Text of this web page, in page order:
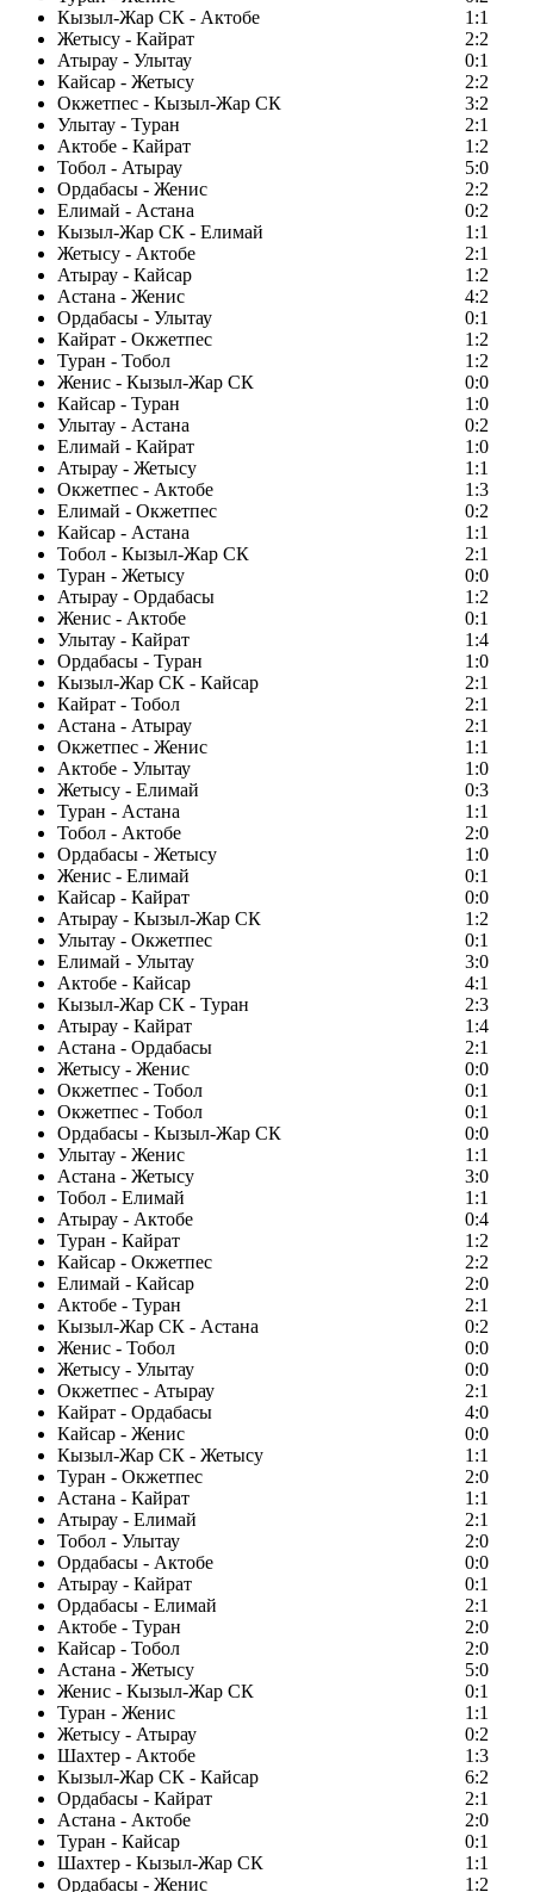
Кызыл-Жар СК - Актобе
1:1
Жетысу - Кайрат
2:2
Атырау - Улытау
0:1
Кайсар - Жетысу
2:2
Окжетпес - Кызыл-Жар СК
3:2
Улытау - Туран
2:1
Актобе - Кайрат
1:2
Тобол - Атырау
5:0
Ордабасы - Женис
2:2
Елимай - Астана
0:2
Кызыл-Жар СК - Елимай
1:1
Жетысу - Актобе
2:1
Атырау - Кайсар
1:2
Астана - Женис
4:2
Ордабасы - Улытау
0:1
Кайрат - Окжетпес
1:2
Туран - Тобол
1:2
Женис - Кызыл-Жар СК
0:0
Кайсар - Туран
1:0
Улытау - Астана
0:2
Елимай - Кайрат
1:0
Атырау - Жетысу
1:1
Окжетпес - Актобе
1:3
Елимай - Окжетпес
0:2
Кайсар - Астана
1:1
Тобол - Кызыл-Жар СК
2:1
Туран - Жетысу
0:0
Атырау - Ордабасы
1:2
Женис - Актобе
0:1
Улытау - Кайрат
1:4
Ордабасы - Туран
1:0
Кызыл-Жар СК - Кайсар
2:1
Кайрат - Тобол
2:1
Астана - Атырау
2:1
Окжетпес - Женис
1:1
Актобе - Улытау
1:0
Жетысу - Елимай
0:3
Туран - Астана
1:1
Тобол - Актобе
2:0
Ордабасы - Жетысу
1:0
Женис - Елимай
0:1
Кайсар - Кайрат
0:0
Атырау - Кызыл-Жар СК
1:2
Улытау - Окжетпес
0:1
Елимай - Улытау
3:0
Актобе - Кайсар
4:1
Кызыл-Жар СК - Туран
2:3
Атырау - Кайрат
1:4
Астана - Ордабасы
2:1
Жетысу - Женис
0:0
Окжетпес - Тобол
0:1
Окжетпес - Тобол
0:1
Ордабасы - Кызыл-Жар СК
0:0
Улытау - Женис
1:1
Астана - Жетысу
3:0
Тобол - Елимай
1:1
Атырау - Актобе
0:4
Туран - Кайрат
1:2
Кайсар - Окжетпес
2:2
Елимай - Кайсар
2:0
Актобе - Туран
2:1
Кызыл-Жар СК - Астана
0:2
Женис - Тобол
0:0
Жетысу - Улытау
0:0
Окжетпес - Атырау
2:1
Кайрат - Ордабасы
4:0
Кайсар - Женис
0:0
Кызыл-Жар СК - Жетысу
1:1
Туран - Окжетпес
2:0
Астана - Кайрат
1:1
Атырау - Елимай
2:1
Тобол - Улытау
2:0
Ордабасы - Актобе
0:0
Атырау - Кайрат
0:1
Ордабасы - Елимай
2:1
Актобе - Туран
2:0
Кайсар - Тобол
2:0
Астана - Жетысу
5:0
Женис - Кызыл-Жар СК
0:1
Туран - Женис
1:1
Жетысу - Атырау
0:2
Шахтер - Актобе
1:3
Кызыл-Жар СК - Кайсар
6:2
Ордабасы - Кайрат
2:1
Астана - Актобе
2:0
Туран - Кайсар
0:1
Шахтер - Кызыл-Жар СК
1:1
Ордабасы - Женис
1:2